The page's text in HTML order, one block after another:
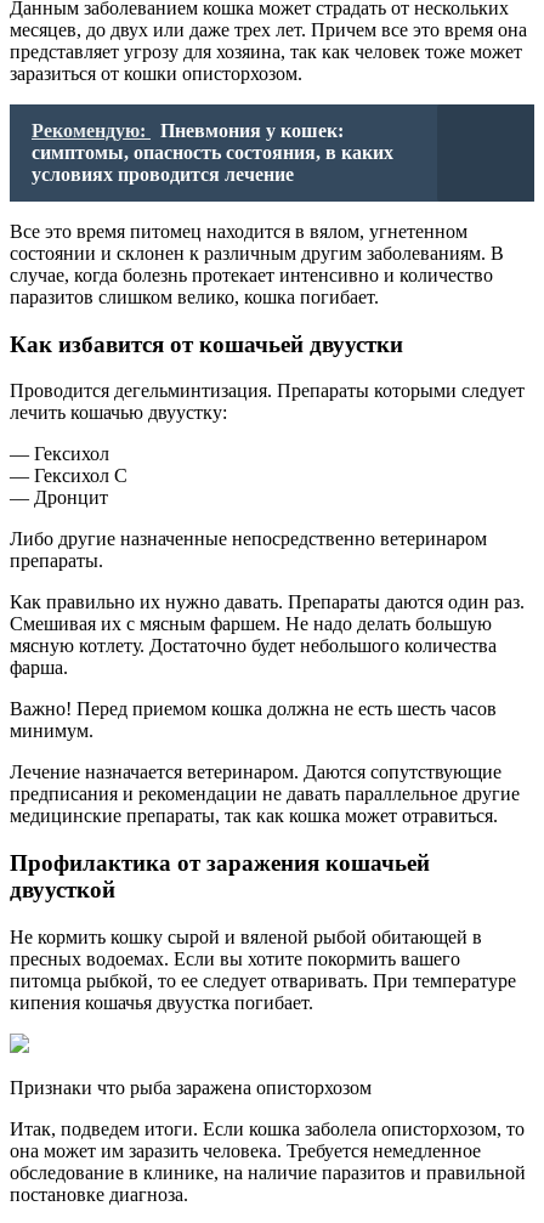
Данным заболеванием кошка может страдать от нескольких
месяцев, до двух или даже трех лет. Причем все это время она
представляет угрозу для хозяина, так как человек тоже может
заразиться от кошки описторхозом.
Рекомендую:
Пневмония у кошек:
симптомы, опасность состояния, в каких
условиях проводится лечение
Все это время питомец находится в вялом, угнетенном
состоянии и склонен к различным другим заболеваниям. В
случае, когда болезнь протекает интенсивно и количество
паразитов слишком велико, кошка погибает.
Как избавится от кошачьей двуустки
Проводится дегельминтизация. Препараты которыми следует
лечить кошачью двуустку:
— Гексихол
— Гексихол С
— Дронцит
Либо другие назначенные непосредственно ветеринаром
препараты.
Как правильно их нужно давать. Препараты даются один раз.
Смешивая их с мясным фаршем. Не надо делать большую
мясную котлету. Достаточно будет небольшого количества
фарша.
Важно! Перед приемом кошка должна не есть шесть часов
минимум.
Лечение назначается ветеринаром. Даются сопутствующие
предписания и рекомендации не давать параллельное другие
медицинские препараты, так как кошка может отравиться.
Профилактика от заражения кошачьей
двуусткой
Не кормить кошку сырой и вяленой рыбой обитающей в
пресных водоемах. Если вы хотите покормить вашего
питомца рыбкой, то ее следует отваривать. При температуре
кипения кошачья двуустка погибает.
Признаки что рыба заражена описторхозом
Итак, подведем итоги. Если кошка заболела описторхозом, то
она может им заразить человека. Требуется немедленное
обследование в клинике, на наличие паразитов и правильной
постановке диагноза.